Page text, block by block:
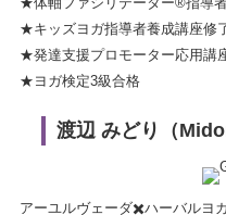
★キッズヨガ指導者養成講座修
★発達支援プロモーター応用講
★ヨガ検定3級合格
渡辺 みどり（
アーユルヴェーダ✖️ハーバルヨ